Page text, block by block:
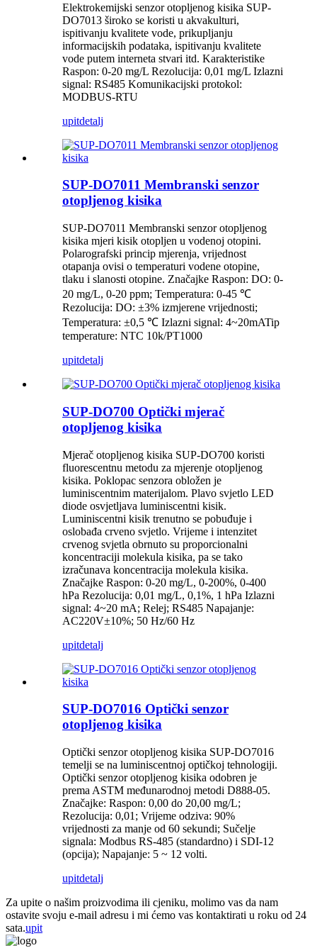
Elektrokemijski senzor otopljenog kisika SUP-
DO7013 široko se koristi u akvakulturi,
ispitivanju kvalitete vode, prikupljanju
informacijskih podataka, ispitivanju kvalitete
vode putem interneta stvari itd. Karakteristike
Raspon: 0-20 mg/L Rezolucija: 0,01 mg/L Izlazni
signal: RS485 Komunikacijski protokol:
MODBUS-RTU
upitdetalj
SUP-DO7011 Membranski senzor
otopljenog kisika
SUP-DO7011 Membranski senzor otopljenog
kisika mjeri kisik otopljen u vodenoj otopini.
Polarografski princip mjerenja, vrijednost
otapanja ovisi o temperaturi vodene otopine,
tlaku i slanosti otopine. Značajke Raspon: DO: 0-
20 mg/L, 0-20 ppm; Temperatura: 0-45 ℃
Rezolucija: DO: ±3% izmjerene vrijednosti;
Temperatura: ±0,5 ℃ Izlazni signal: 4~20mATip
temperature: NTC 10k/PT1000
upitdetalj
SUP-DO700 Optički mjerač
otopljenog kisika
Mjerač otopljenog kisika SUP-DO700 koristi
fluorescentnu metodu za mjerenje otopljenog
kisika. Poklopac senzora obložen je
luminiscentnim materijalom. Plavo svjetlo LED
diode osvjetljava luminiscentni kisik.
Luminiscentni kisik trenutno se pobuđuje i
oslobađa crveno svjetlo. Vrijeme i intenzitet
crvenog svjetla obrnuto su proporcionalni
koncentraciji molekula kisika, pa se tako
izračunava koncentracija molekula kisika.
Značajke Raspon: 0-20 mg/L, 0-200%, 0-400
hPa Rezolucija: 0,01 mg/L, 0,1%, 1 hPa Izlazni
signal: 4~20 mA; Relej; RS485 Napajanje:
AC220V±10%; 50 Hz/60 Hz
upitdetalj
SUP-DO7016 Optički senzor
otopljenog kisika
Optički senzor otopljenog kisika SUP-DO7016
temelji se na luminiscentnoj optičkoj tehnologiji.
Optički senzor otopljenog kisika odobren je
prema ASTM međunarodnoj metodi D888-05.
Značajke: Raspon: 0,00 do 20,00 mg/L;
Rezolucija: 0,01; Vrijeme odziva: 90%
vrijednosti za manje od 60 sekundi; Sučelje
signala: Modbus RS-485 (standardno) i SDI-12
(opcija); Napajanje: 5 ~ 12 volti.
upitdetalj
Za upite o našim proizvodima ili cjeniku, molimo vas da nam
ostavite svoju e-mail adresu i mi ćemo vas kontaktirati u roku od 24
sata.upit